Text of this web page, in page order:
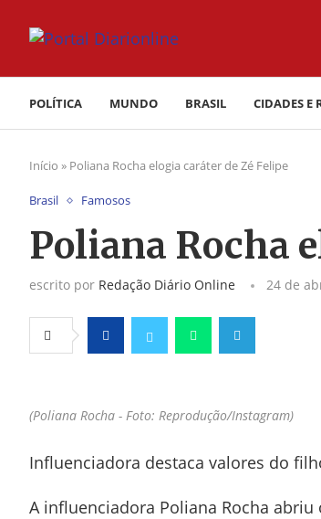
POLÍTICA MUNDO BRASIL CIDADES E
Início » Poliana Rocha elogia caráter de Zé Felipe
Brasil Famosos
Poliana Rocha
escrito por Redação Diário Online 24 de
(Poliana Rocha - Foto: Reprodução/Instagram)
Influenciadora destaca valores do
A influenciadora Poliana Rocha abriu